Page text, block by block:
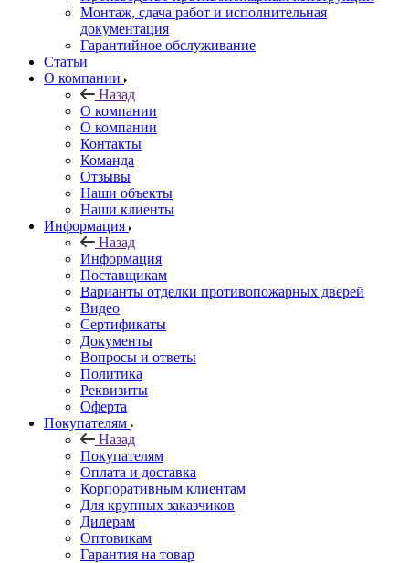
Монтаж, сдача работ и исполнительная
документация
Гарантийное обслуживание
Статьи
О компании
Назад
О компании
О компании
Контакты
Команда
Отзывы
Наши объекты
Наши клиенты
Информация
Назад
Информация
Поставщикам
Варианты отделки противопожарных дверей
Видео
Сертификаты
Документы
Вопросы и ответы
Политика
Реквизиты
Оферта
Покупателям
Назад
Покупателям
Оплата и доставка
Корпоративным клиентам
Для крупных заказчиков
Дилерам
Оптовикам
Гарантия на товар